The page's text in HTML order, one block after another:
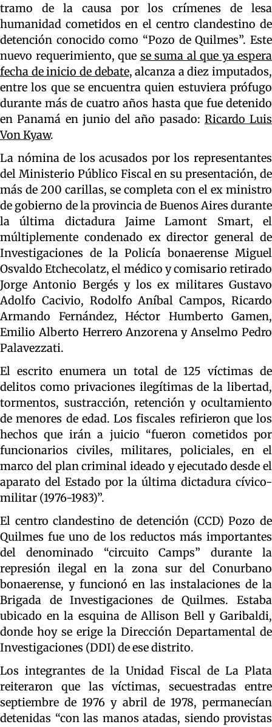
tramo de la causa por los crímenes de lesa
humanidad cometidos en el centro clandestino de
detención conocido como “Pozo de Quilmes”. Este
nuevo requerimiento, que se suma al que ya espera
fecha de inicio de debate, alcanza a diez imputados,
entre los que se encuentra quien estuviera prófugo
durante más de cuatro años hasta que fue detenido
en Panamá en junio del año pasado: Ricardo Luis
Von Kyaw.
La nómina de los acusados por los representantes
del Ministerio Público Fiscal en su presentación, de
más de 200 carillas, se completa con el ex ministro
de gobierno de la provincia de Buenos Aires durante
la última dictadura Jaime Lamont Smart, el
múltiplemente condenado ex director general de
Investigaciones de la Policía bonaerense Miguel
Osvaldo Etchecolatz, el médico y comisario retirado
Jorge Antonio Bergés y los ex militares Gustavo
Adolfo Cacivio, Rodolfo Aníbal Campos, Ricardo
Armando Fernández, Héctor Humberto Gamen,
Emilio Alberto Herrero Anzorena y Anselmo Pedro
Palavezzati.
El escrito enumera un total de 125 víctimas de
delitos como privaciones ilegítimas de la libertad,
tormentos, sustracción, retención y ocultamiento
de menores de edad. Los fiscales refirieron que los
hechos que irán a juicio “fueron cometidos por
funcionarios civiles, militares, policiales, en el
marco del plan criminal ideado y ejecutado desde el
aparato del Estado por la última dictadura cívico-
militar (1976-1983)”.
El centro clandestino de detención (CCD) Pozo de
Quilmes fue uno de los reductos más importantes
del denominado “circuito Camps” durante la
represión ilegal en la zona sur del Conurbano
bonaerense, y funcionó en las instalaciones de la
Brigada de Investigaciones de Quilmes. Estaba
ubicado en la esquina de Allison Bell y Garibaldi,
donde hoy se erige la Dirección Departamental de
Investigaciones (DDI) de ese distrito.
Los integrantes de la Unidad Fiscal de La Plata
reiteraron que las víctimas, secuestradas entre
septiembre de 1976 y abril de 1978, permanecían
detenidas “con las manos atadas, siendo provistas